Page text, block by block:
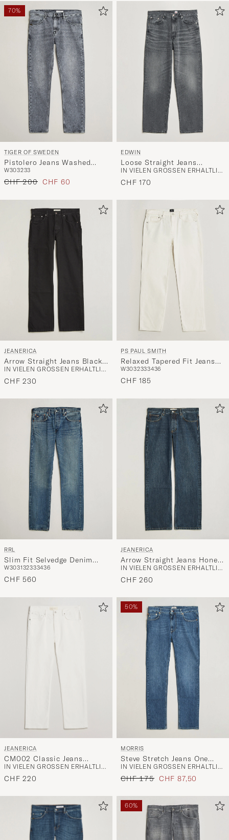
70%
TIGER OF SWEDEN
Pistolero Jeans Washed
Grey
W303233
Regulärer Preis
CHF 200 Reduzierter Preis
CHF 60
EDWIN
Loose Straight Jeans
Washed Grey
IN VIELEN GRÖSSEN ERHÄLTLICH
CHF 170
JEANERICA
Arrow Straight Jeans Black
Rinse
IN VIELEN GRÖSSEN ERHÄLTLICH
CHF 230
PS PAUL SMITH
Relaxed Tapered Fit Jeans
Off White
W3032333436
CHF 185
RRL
Slim Fit Selvedge Denim
Hillsview Wash
W303132333436
CHF 560
JEANERICA
Arrow Straight Jeans Honey
Mid Blue
IN VIELEN GRÖSSEN ERHÄLTLICH
CHF 260
JEANERICA
CM002 Classic Jeans
Natural White
IN VIELEN GRÖSSEN ERHÄLTLICH
CHF 220
50%
MORRIS
Steve Stretch Jeans One
Year Wash
IN VIELEN GRÖSSEN ERHÄLTLICH
Regulärer Preis
CHF 175 Reduzierter Preis
CHF 87,50
60%